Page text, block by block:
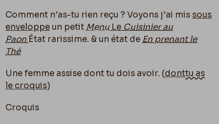
Comment n’as-tu rien reçu ? Voyons j’ai mis sous
enveloppe un petit Menu Le Cuisinier au
Paon État rarissime. & un état de En prenant le
Thé
Une femme assise dont tu dois avoir. (donttu as
le croquis)
Croquis